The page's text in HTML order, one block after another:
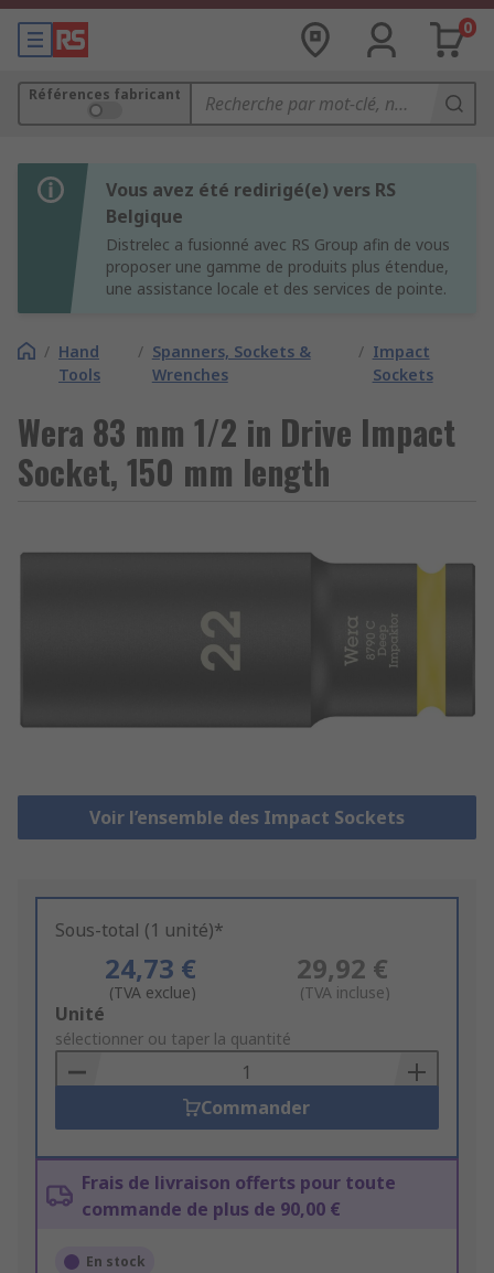
0
Références fabricant
Vous avez été redirigé(e) vers RS
Belgique
Distrelec a fusionné avec RS Group afin de vous
proposer une gamme de produits plus étendue,
une assistance locale et des services de pointe.
/ Hand
Tools
/ Spanners, Sockets &
Wrenches
/ Impact
Sockets
Wera 83 mm 1/2 in Drive Impact
Socket, 150 mm length
Voir l’ensemble des Impact Sockets
Sous-total (1 unité)*
24,73 €
(TVA exclue)
29,92 €
(TVA incluse)
Add
to
Basket
Unité
sélectionner ou taper la quantité
Commander
Frais de livraison offerts pour toute
commande de plus de 90,00 €
En stock